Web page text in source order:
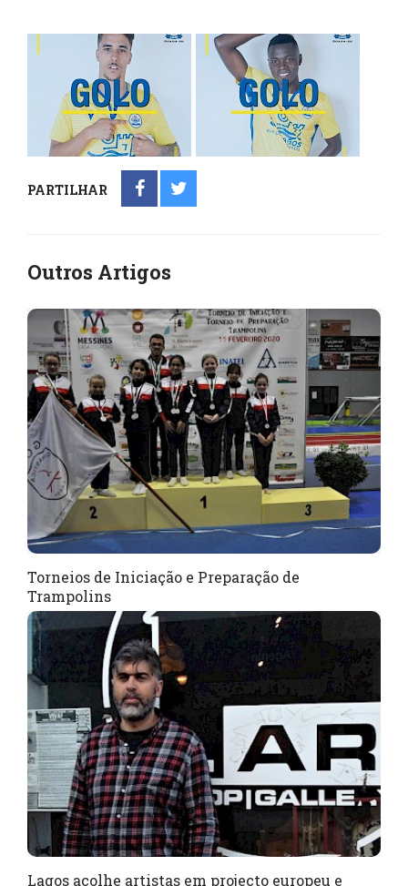
PARTILHAR
Outros Artigos
Torneios de Iniciação e Preparação de
Trampolins
Lagos acolhe artistas em projecto europeu e